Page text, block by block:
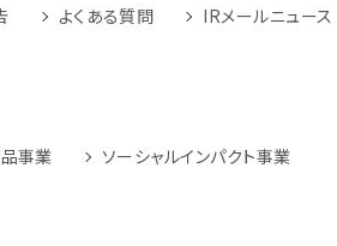
よくある質問
IRメールニュース
事業 ソーシャルインパクト事業